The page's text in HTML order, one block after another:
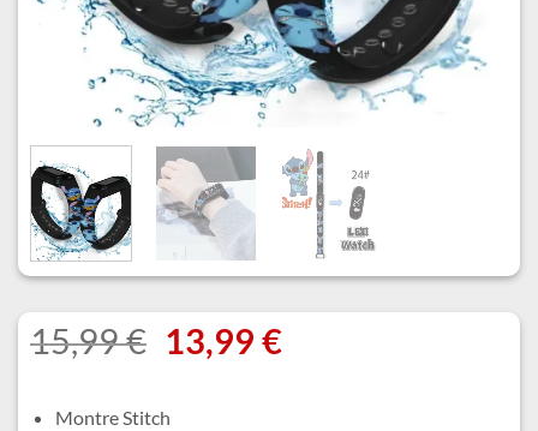
15,99€ Le
prix
initial
13,99 €Le
Montre Stitch